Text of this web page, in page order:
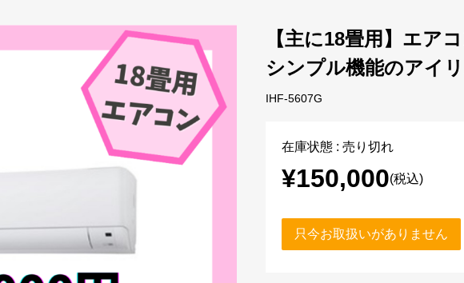
【主に18畳用】エア
シンプル機能のアイ
IHF-5607G
在庫状態 : 売り切れ
¥150,000(税込)
只今お取扱いがありません